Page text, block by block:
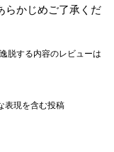
らかじめご了承くだ
脱する内容のレビューは
表現を含む投稿